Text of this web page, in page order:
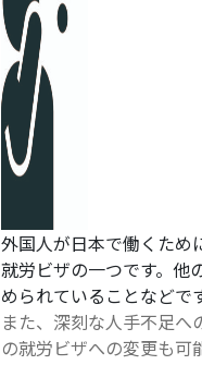
外国人が日本で働くため
就労ビザの一つです。他
められていることなどで
また、深刻な人手不足
の就労ビザへの変更も可